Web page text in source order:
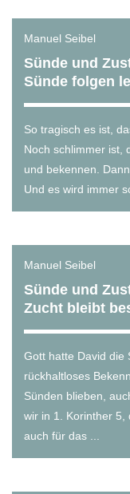
Manuel Seibel
Sünde und
Sünde folgen
So tragisch es ist,
Noch schlimmer ist,
und bekennen.
Und es wird immer
Manuel Seibel
Sünde und
Zucht bleibt
Gott hatte David die
rückhaltloses
Sünden blieben,
wir in 1. Korinther 5,
auch für das ...